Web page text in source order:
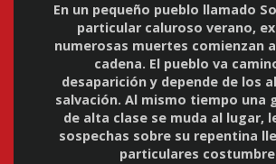
En un pequeño pueblo llamado
particular caluroso verano,
numerosas muertes comienzan
cadena. El pueblo va
desaparición y depende de los
salvación. Al mismo tiempo una
de alta clase se muda al lugar,
sospechas sobre su repentina
particulares